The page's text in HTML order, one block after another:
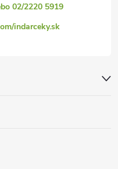
02/2220 5919
indarceky.sk